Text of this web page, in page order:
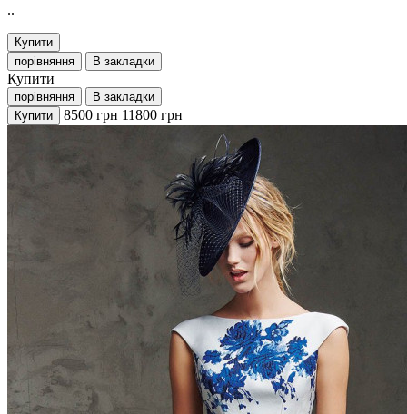
..
Купити
порівняння
В закладки
Купити
порівняння
В закладки
Купити
8500 грн 11800 грн